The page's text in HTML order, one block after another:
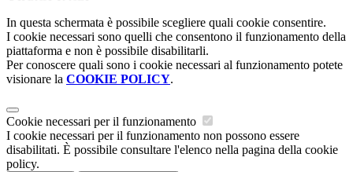
In questa schermata è possibile scegliere quali cookie consentire.
I cookie necessari sono quelli che consentono il funzionamento della
piattaforma e non è possibile disabilitarli.
Per conoscere quali sono i cookie necessari al funzionamento potete
visionare la COOKIE POLICY.
Cookie necessari per il funzionamento
I cookie necessari per il funzionamento non possono essere
disabilitati. È possibile consultare l'elenco nella pagina della cookie
policy.